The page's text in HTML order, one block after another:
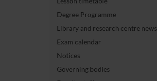
Degree Programme
Library and research centre news
Exam calendar
Notices
Governing bodies